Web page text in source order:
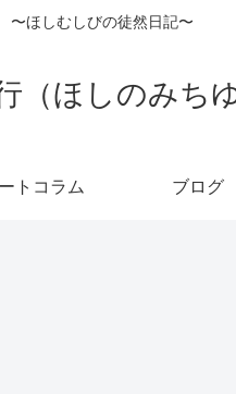
〜ほしむしびの徒然日記〜
（ほしのみちゆ
トコラム ブログ